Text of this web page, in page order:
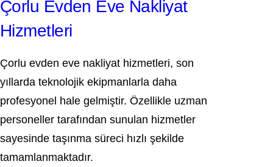
Çorlu Evden Eve Nakliyat
Hizmetleri
Çorlu evden eve nakliyat hizmetleri, son
yıllarda teknolojik ekipmanlarla daha
profesyonel hale gelmiştir. Özellikle uzman
personeller tarafından sunulan hizmetler
sayesinde taşınma süreci hızlı şekilde
tamamlanmaktadır.